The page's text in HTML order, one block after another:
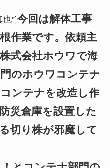
”]今回は解体工事
作業です。依頼主
式会社ホウワで海
のホウワコンテナ
ンテナを改造し作
災倉庫を設置した
切り株が邪魔して